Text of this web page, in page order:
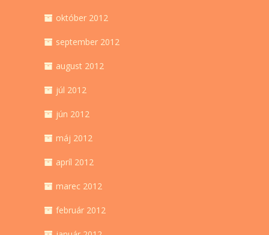
október 2012
september 2012
august 2012
júl 2012
jún 2012
máj 2012
apríl 2012
marec 2012
február 2012